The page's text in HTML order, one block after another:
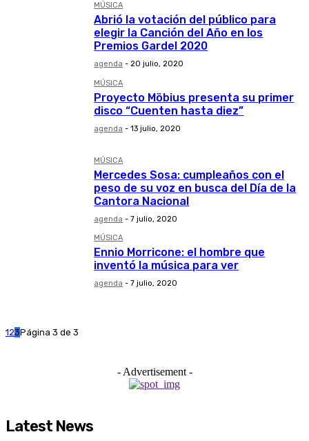
MÚSICA
Abrió la votación del público para
elegir la Canción del Año en los
Premios Gardel 2020
agenda - 20 julio, 2020
MÚSICA
Proyecto Möbius presenta su primer
disco “Cuenten hasta diez”
agenda - 13 julio, 2020
MÚSICA
Mercedes Sosa: cumpleaños con el
peso de su voz en busca del Día de la
Cantora Nacional
agenda - 7 julio, 2020
MÚSICA
Ennio Morricone: el hombre que
inventó la música para ver
agenda - 7 julio, 2020
123Página 3 de 3
- Advertisement -
Latest News